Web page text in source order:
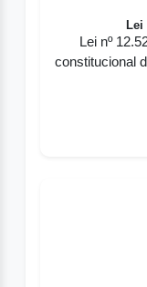
Lei
Lei nº
constitucional